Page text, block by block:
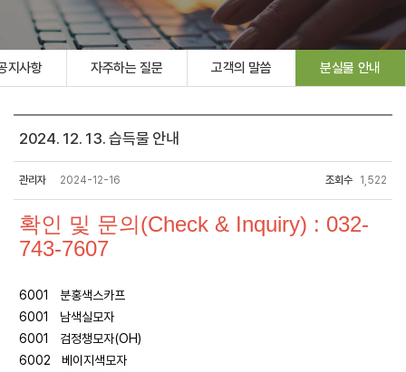
지사항 자주하는 질문 고객의 말씀 분실물 안내
2024. 12. 13. 습득물 안내
관리자 2024-12-16 조회수 1,522
확인 및 문의(Check & Inquiry) : 032-
743-7607
6001 분홍색스카프
6001 남색실모자
6001 검정챙모자(OH)
6002 베이지색모자